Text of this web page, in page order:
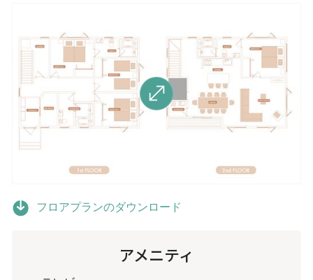
フロアプランのダウンロード
アメニティ